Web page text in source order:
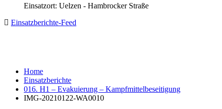
Einsatzort: Uelzen - Hambrocker Straße
Einsatzberichte-Feed
Home
Einsatzberichte
016. H1 – Evakuierung – Kampfmittelbeseitigung
IMG-20210122-WA0010